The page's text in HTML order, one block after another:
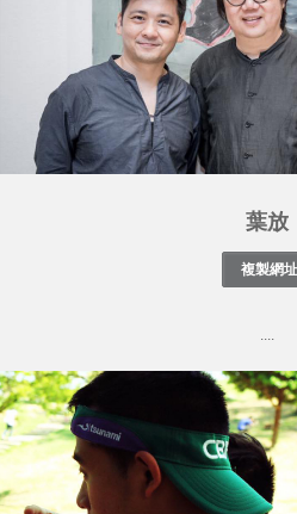
葉放
....